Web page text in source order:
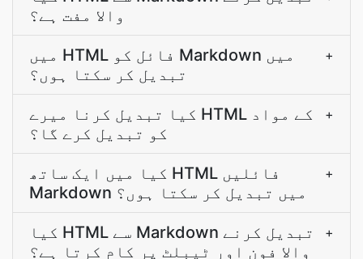
والا مفت ہے؟
میں HTML فائل کو Markdown میں
تبدیل کر سکتا ہوں؟
+
کیا تبدیل کرنا میرے HTML کے مواد
کو تبدیل کرے گا؟
+
کیا میں ایک ساتھ HTML فائلیں
Markdown میں تبدیل کر سکتا ہوں؟
+
کیا HTML سے Markdown تبدیل کرنے
والا فون اور ٹیبلٹ پر کام کرتا ہے؟
+